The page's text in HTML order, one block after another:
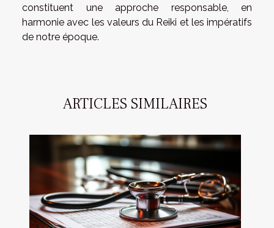
constituent une approche responsable, en
harmonie avec les valeurs du Reiki et les impératifs
de notre époque.
ARTICLES SIMILAIRES